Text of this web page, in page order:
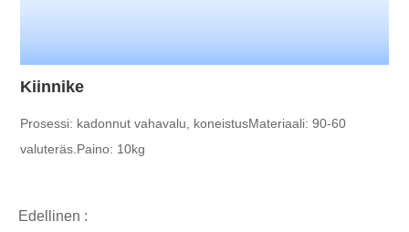
Kiinnike
Prosessi: kadonnut vahavalu, koneistusMateriaali: 90-60
valuteräs. Paino: 10kg
Edellinen :